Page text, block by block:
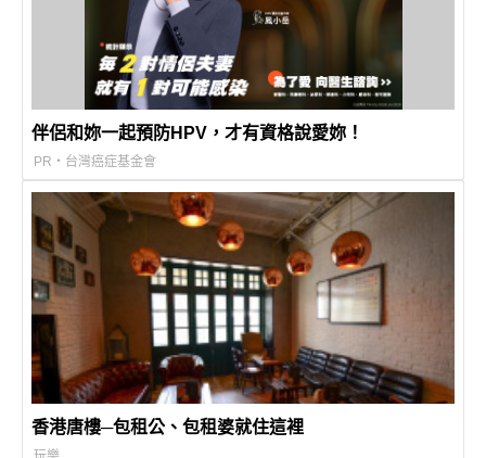
伴侶和妳一起預防HPV，才有資格說愛妳！
PR・台灣癌症基金會
香港唐樓─包租公、包租婆就住這裡